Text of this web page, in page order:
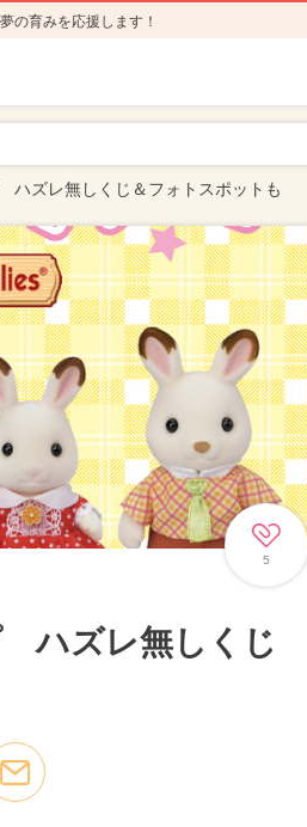
の育みを応援します！
ズレ無しくじ＆フォトスポットも
5
ハズレ無しくじ